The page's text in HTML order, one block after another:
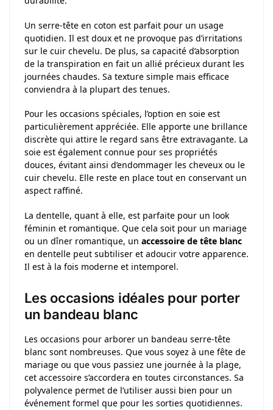
Un serre-tête en coton est parfait pour un usage
quotidien. Il est doux et ne provoque pas d’irritations
sur le cuir chevelu. De plus, sa capacité d’absorption
de la transpiration en fait un allié précieux durant les
journées chaudes. Sa texture simple mais efficace
conviendra à la plupart des tenues.
Pour les occasions spéciales, l’option en soie est
particulièrement appréciée. Elle apporte une brillance
discrète qui attire le regard sans être extravagante. La
soie est également connue pour ses propriétés
douces, évitant ainsi d’endommager les cheveux ou le
cuir chevelu. Elle reste en place tout en conservant un
aspect raffiné.
La dentelle, quant à elle, est parfaite pour un look
féminin et romantique. Que cela soit pour un mariage
ou un dîner romantique, un accessoire de tête blanc
en dentelle peut subtiliser et adoucir votre apparence.
Il est à la fois moderne et intemporel.
Les occasions idéales pour porter
un bandeau blanc
Les occasions pour arborer un bandeau serre-tête
blanc sont nombreuses. Que vous soyez à une fête de
mariage ou que vous passiez une journée à la plage,
cet accessoire s’accordera en toutes circonstances. Sa
polyvalence permet de l’utiliser aussi bien pour un
événement formel que pour les sorties quotidiennes.